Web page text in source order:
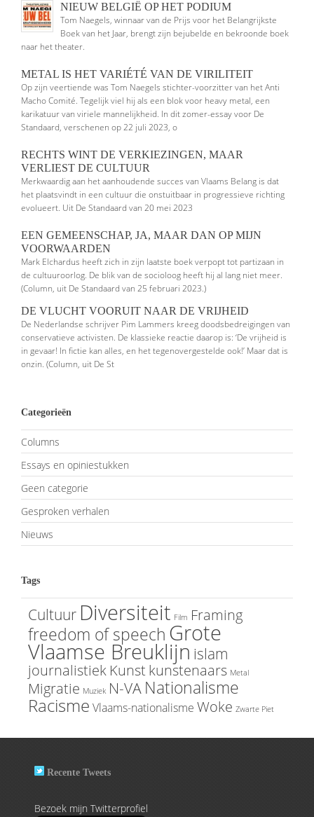
NIEUW BELGIË OP HET PODIUM
Tom Naegels, winnaar van de Prijs voor het Belangrijkste
Boek van het Jaar, brengt zijn bejubelde en bekroonde boek
naar het theater.
METAL IS HET VARIÉTÉ VAN DE VIRILITEIT
Op zijn veertiende was Tom Naegels stichter-voorzitter van het Anti
Macho Comité. Tegelijk viel hij als een blok voor heavy metal, een
karikatuur van viriele mannelijkheid. In dit zomer-essay voor De
Standaard, verschenen op 22 juli 2023, o
RECHTS WINT DE VERKIEZINGEN, MAAR
VERLIEST DE CULTUUR
Merkwaardig aan het aanhoudende succes van Vlaams Belang is dat
het plaatsvindt in een cultuur die onstuitbaar in progressieve richting
evolueert. Uit De Standaard van 20 mei 2023
EEN GEMEENSCHAP, JA, MAAR DAN OP MIJN
VOORWAARDEN
Mark Elchardus heeft zich in zijn laatste boek verpopt tot partizaan in
de cultuuroorlog. De blik van de socioloog heeft hij al lang niet meer.
(Column, uit De Standaard van 25 februari 2023.)
DE VLUCHT VOORUIT NAAR DE VRIJHEID
De Nederlandse schrijver Pim Lammers kreeg doodsbedreigingen van
conser­vatieve activisten. De klassieke reactie daarop is: ‘De vrijheid is
in gevaar! In fictie kan alles, en het tegenovergestelde ook!’ Maar dat is
onzin. (Column, uit De St
Categorieën
Columns
Essays en opiniestukken
Geen categorie
Gesproken verhalen
Nieuws
Tags
Cultuur Diversiteit Film Framing
freedom of speech Grote
Vlaamse Breuklijn islam
journalistiek Kunstkunstenaars Metal
Migratie Muziek N-VA Nationalisme
Racisme Vlaams-nationalisme Woke Zwarte Piet
Recente Tweets
Bezoek mijn Twitterprofiel